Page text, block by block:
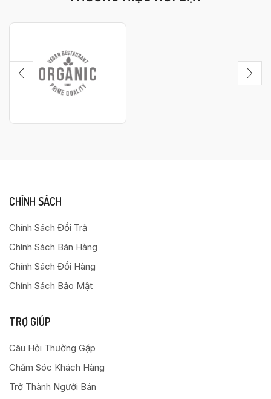
CHÍNH SÁCH
Chính Sách Đổi Trả
Chính Sách Bán Hàng
Chính Sách Đổi Hàng
Chính Sách Bảo Mật
TRỢ GIÚP
Câu Hỏi Thường Gặp
Chăm Sóc Khách Hàng
Trở Thành Người Bán